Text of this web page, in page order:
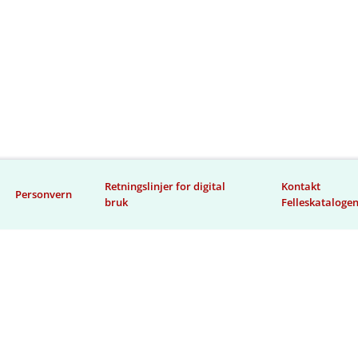
Personvern
Retningslinjer for digital
bruk
Kontakt
Felleskatalogen